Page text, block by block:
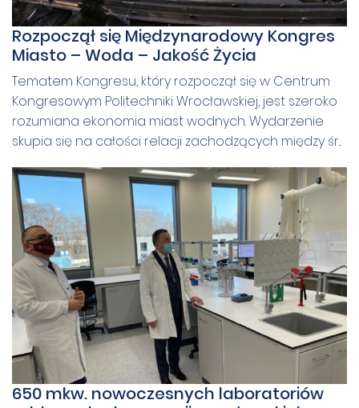
Rozpoczął się Międzynarodowy Kongres
Miasto – Woda – Jakość Życia
Tematem Kongresu, który rozpoczął się w Centrum
Kongresowym Politechniki Wrocławskiej, jest szeroko
rozumiana ekonomia miast wodnych. Wydarzenie
skupia się na całości relacji zachodzących między śr...
650 mkw. nowoczesnych laboratoriów